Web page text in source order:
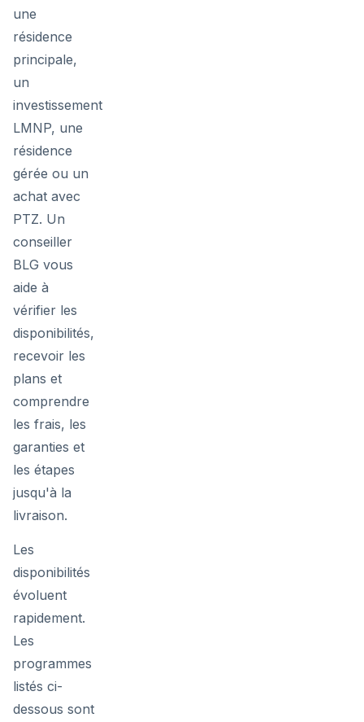
une
résidence
principale,
un
investissement
LMNP, une
résidence
gérée ou un
achat avec
PTZ. Un
conseiller
BLG vous
aide à
vérifier les
disponibilités,
recevoir les
plans et
comprendre
les frais, les
garanties et
les étapes
jusqu'à la
livraison.
Les
disponibilités
évoluent
rapidement.
Les
programmes
listés ci-
dessous sont